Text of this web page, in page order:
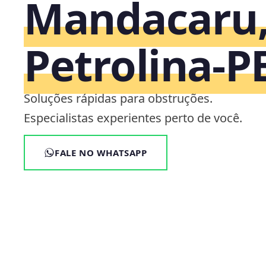
Soluções rápidas para obstruções.
Especialistas experientes perto de você.
FALE NO WHATSAPP